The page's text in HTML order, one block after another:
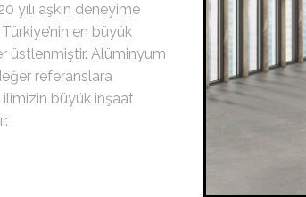
yılı aşkın deneyime
en büyük
üstlenmiştir. Alüminyum
referanslara
ilimizin büyük inşaat